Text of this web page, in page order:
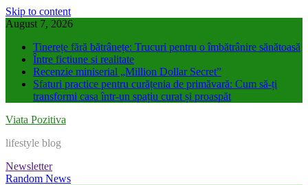
Skip to content
August 7, 2026
Tinerețe fără bătrânețe: Trucuri pentru o îmbătrânire sănătoasă
Între fictiune si realitate
Recenzie miniserial „Million Dollar Secret”
Sfaturi practice pentru curățenia de primăvară: Cum să-ți
transformi casa într-un spațiu curat și proaspăt
Viata Pozitiva
lifestyle blog
Newsletter
Random News